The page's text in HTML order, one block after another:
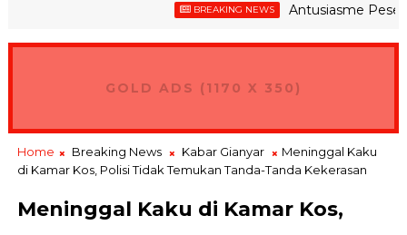
BREAKING NEWS Antusiasme Peserta
GOLD ADS (1170 X 350)
Home Breaking News Kabar Gianyar
Meninggal Kaku
di Kamar Kos, Polisi Tidak Temukan Tanda-Tanda Kekerasan
Meninggal Kaku di Kamar Kos,